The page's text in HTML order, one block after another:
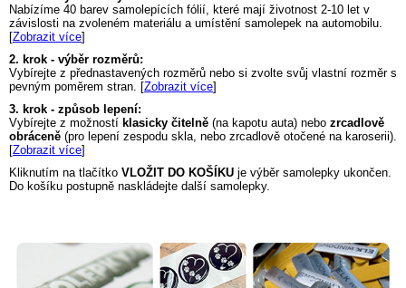
Nabízíme 40 barev samolepících fólií, které mají životnost 2-10 let v
závislosti na zvoleném materiálu a umístění samolepek na automobilu.
[Zobrazit více]
2. krok - výběr rozměrů:
Vybírejte z přednastavených rozměrů nebo si zvolte svůj vlastní rozměr s
pevným poměrem stran. [Zobrazit více]
3. krok - způsob lepení:
Vybírejte z možností klasicky čitelně (na kapotu auta) nebo zrcadlově
obráceně (pro lepení zespodu skla, nebo zrcadlově otočené na karoserii).
[Zobrazit více]
Kliknutím na tlačítko VLOŽIT DO KOŠÍKU je výběr samolepky ukončen.
Do košíku postupně naskládejte další samolepky.